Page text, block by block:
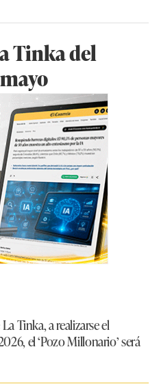
Tinka del
Tinka, a realizarse el
el ‘Pozo Millonario’ será